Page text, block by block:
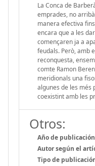
La Conca de
emprades, no
manera efectiva
encara que a les
començaren ja a
feudals. Però, amb
reconquesta,
comte Ramon
meridionals una
algunes de les més
coexistint amb les
Otros:
Año de
Autor según el
Tipo de